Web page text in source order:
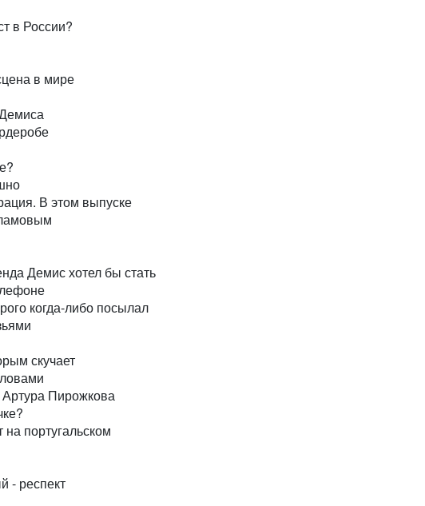
в России?
в мире
В этом выпуске
Демис хотел бы стать
когда-либо посылал
скучает
Артура Пирожкова
португальском
- респект